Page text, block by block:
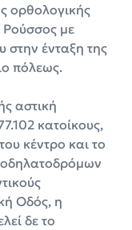
ορθολογικής
Ρούσσος με
στην ένταξη της
πόλεως.
αστική
κατοίκους,
κέντρο και το
Οδός, η
δε το